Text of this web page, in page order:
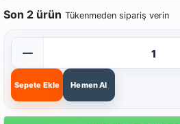
Son 2 ürün Tükenmeden sipariş verin
Sepete Ekle Hemen Al